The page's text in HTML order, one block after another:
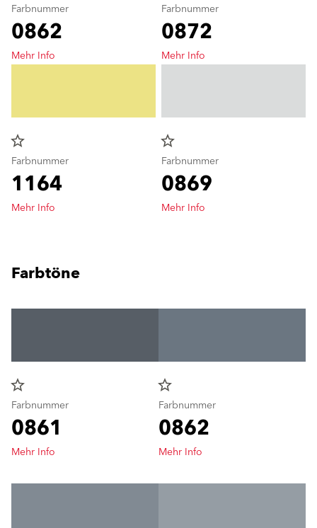
Farbnummer
0862
Mehr Info
star_border
Farbnummer
1164
Mehr Info
Farbnummer
0872
Mehr Info
star_border
Farbnummer
0869
Mehr Info
Farbtöne
star_border
Farbnummer
0861
Mehr Info
star_border
Farbnummer
0862
Mehr Info